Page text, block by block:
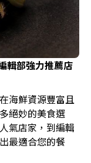
輯部強力推薦店
海鮮資源豐富且
絕妙的美食選
氣店家，到編輯
最適合您的餐